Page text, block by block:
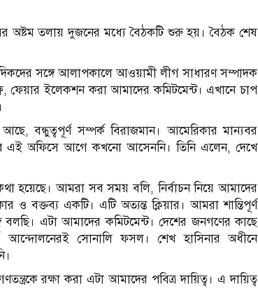
অষ্টম তলায় দুজনের মধ্যে বৈঠকটি শুরু হয়। বৈঠক শেষ
সঙ্গে আলাপকালে আওয়ামী লীগ সাধারণ সম্পাদক
ইলেকশন করা আমাদের কমিটমেন্ট। এখানে চাপ
বন্ধুত্বপূর্ণ সম্পর্ক বিরাজমান। আমেরিকার মান্যবর
এই অফিসে আগে কখনো আসেননি। তিনি এলেন, দেখে
হয়েছে। আমরা সব সময় বলি, নির্বাচন নিয়ে আমাদের
বক্তব্য একটি। এটি অত্যন্ত ক্লিয়ার। আমরা শান্তিপূর্ণ
বলছি। এটা আমাদের কমিটমেন্ট। দেশের জনগণের কাছে
আন্দোলনেরই সোনালি ফসল। শেখ হাসিনার অধীনে
রক্ষা করা এটা আমাদের পবিত্র দায়িত্ব। এ দায়িত্ব